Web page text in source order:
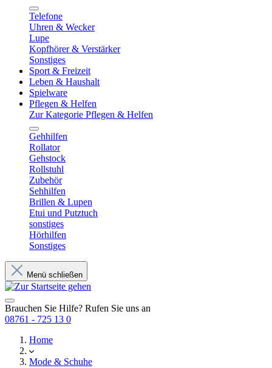
Telefone
Uhren & Wecker
Lupe
Kopfhörer & Verstärker
Sonstiges
Sport & Freizeit
Leben & Haushalt
Spielware
Pflegen & Helfen
Zur Kategorie Pflegen & Helfen
Gehhilfen
Rollator
Gehstock
Rollstuhl
Zubehör
Sehhilfen
Brillen & Lupen
Etui und Putztuch
sonstiges
Hörhilfen
Sonstiges
Menü schließen
Brauchen Sie Hilfe? Rufen Sie uns an
08761 - 725 13 0
Home
Mode & Schuhe